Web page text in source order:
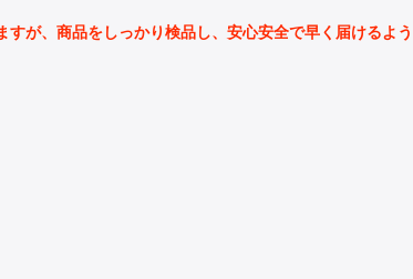
が、商品をしっかり検品し、安心安全で早く届けるよう